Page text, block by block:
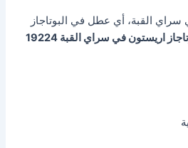
القبة، أي عطل في البوتاجاز
اريستون في سراي القبة 19224